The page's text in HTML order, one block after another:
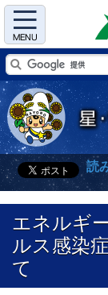
Menu
読
エネルギ
ルス感染
て